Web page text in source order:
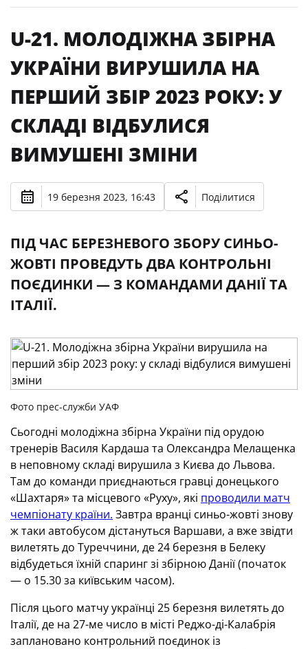
U-21. МОЛОДІЖНА ЗБІРНА
УКРАЇНИ ВИРУШИЛА НА
ПЕРШИЙ ЗБІР 2023 РОКУ: У
СКЛАДІ ВІДБУЛИСЯ
ВИМУШЕНІ ЗМІНИ
19 березня 2023, 16:43 Поділитися
ПІД ЧАС БЕРЕЗНЕВОГО ЗБОРУ СИНЬО-
ЖОВТІ ПРОВЕДУТЬ ДВА КОНТРОЛЬНІ
ПОЄДИНКИ — З КОМАНДАМИ ДАНІЇ ТА
ІТАЛІЇ.
Фото прес-служби УАФ
Сьогодні молодіжна збірна України під орудою
тренерів Василя Кардаша та Олександра Мелащенка
в неповному складі вирушила з Києва до Львова.
Там до команди приєднаються гравці донецького
«Шахтаря» та місцевого «Руху», які проводили матч
чемпіонату країни. Завтра вранці синьо-жовті знову
ж таки автобусом дістануться Варшави, а вже звідти
вилетять до Туреччини, де 24 березня в Белеку
відбудеться їхній спаринг зі збірною Данії (початок
— о 15.30 за київським часом).
Після цього матчу українці 25 березня вилетять до
Італії, де на 27-ме число в місті Реджо-ді-Калабрія
заплановано контрольний поєдинок із